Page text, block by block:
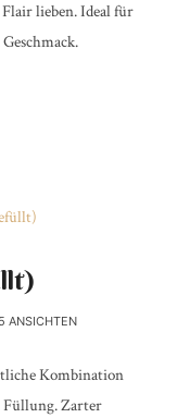
lieben. Ideal für
ANSICHTEN
Kombination
Füllung. Zarter